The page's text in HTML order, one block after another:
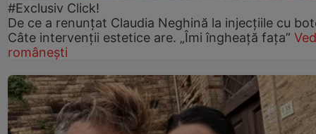
#Exclusiv Click!
De ce a renunțat Claudia Neghină la injecțiile cu
Câte intervenții estetice are. „Îmi îngheață fața”
românești